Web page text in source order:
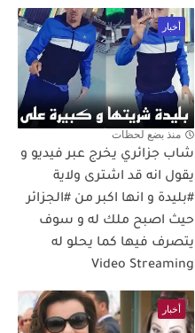
أخبار
منذ بضع لحظات
شاب جزائري يخرج عبر فيديو و
يقول انه قد اشترى ولاية
#بليدة و انها اكبر من #الجزائر
حيث اصبح ملك له و سوف
يتصرف فيها كما يحلو له
Video Streaming
أخبار